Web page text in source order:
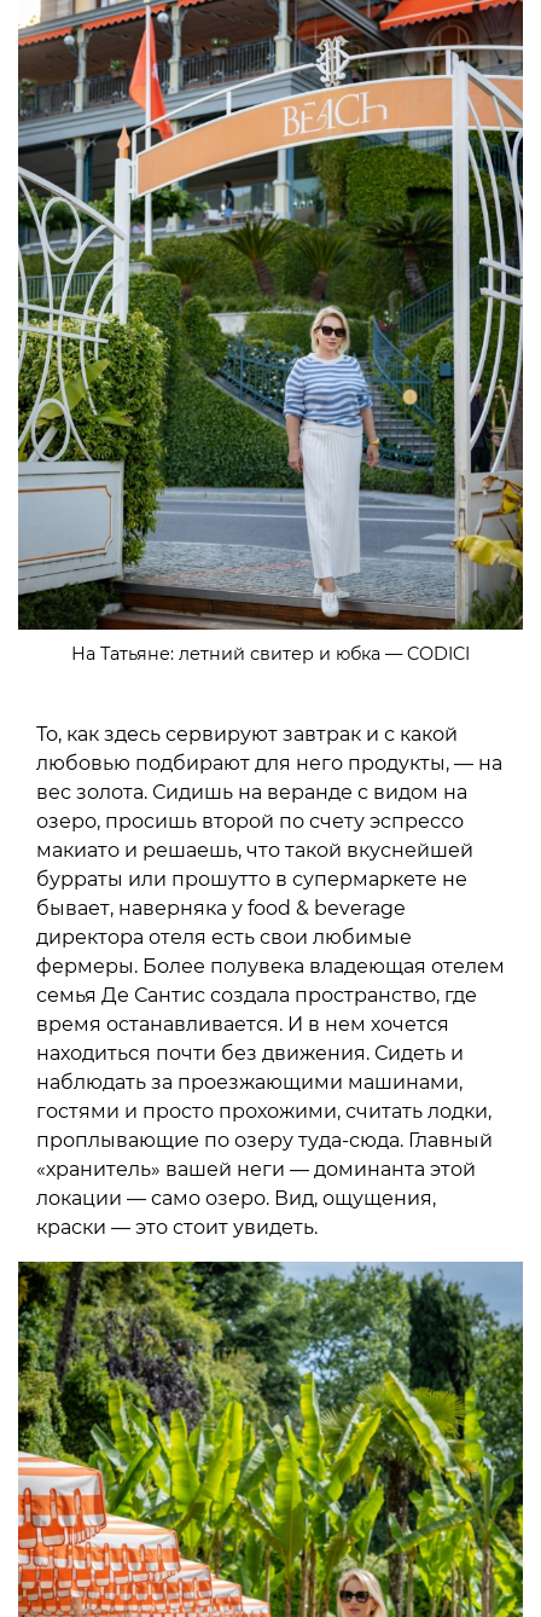
На Татьяне: летний свитер и юбка — CODICI
То, как здесь сервируют завтрак и с какой
любовью подбирают для него продукты, — на
вес золота. Сидишь на веранде с видом на
озеро, просишь второй по счету эспрессо
макиато и решаешь, что такой вкуснейшей
бурраты или прошутто в супермаркете не
бывает, наверняка у food & beverage
директора отеля есть свои любимые
фермеры. Более полувека владеющая отелем
семья Де Сантис создала пространство, где
время останавливается. И в нем хочется
находиться почти без движения. Сидеть и
наблюдать за проезжающими машинами,
гостями и просто прохожими, считать лодки,
проплывающие по озеру туда-сюда. Главный
«хранитель» вашей неги — доминанта этой
локации — само озеро. Вид, ощущения,
краски — это стоит увидеть.